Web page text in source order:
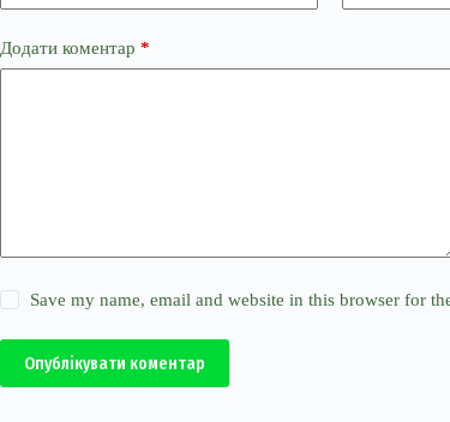
Додати коментар *
Save my name, email and website in this browser for
Опублікувати коментар